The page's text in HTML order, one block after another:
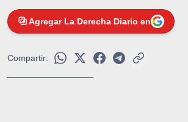
Agregar La Derecha Diario en
Compartir: